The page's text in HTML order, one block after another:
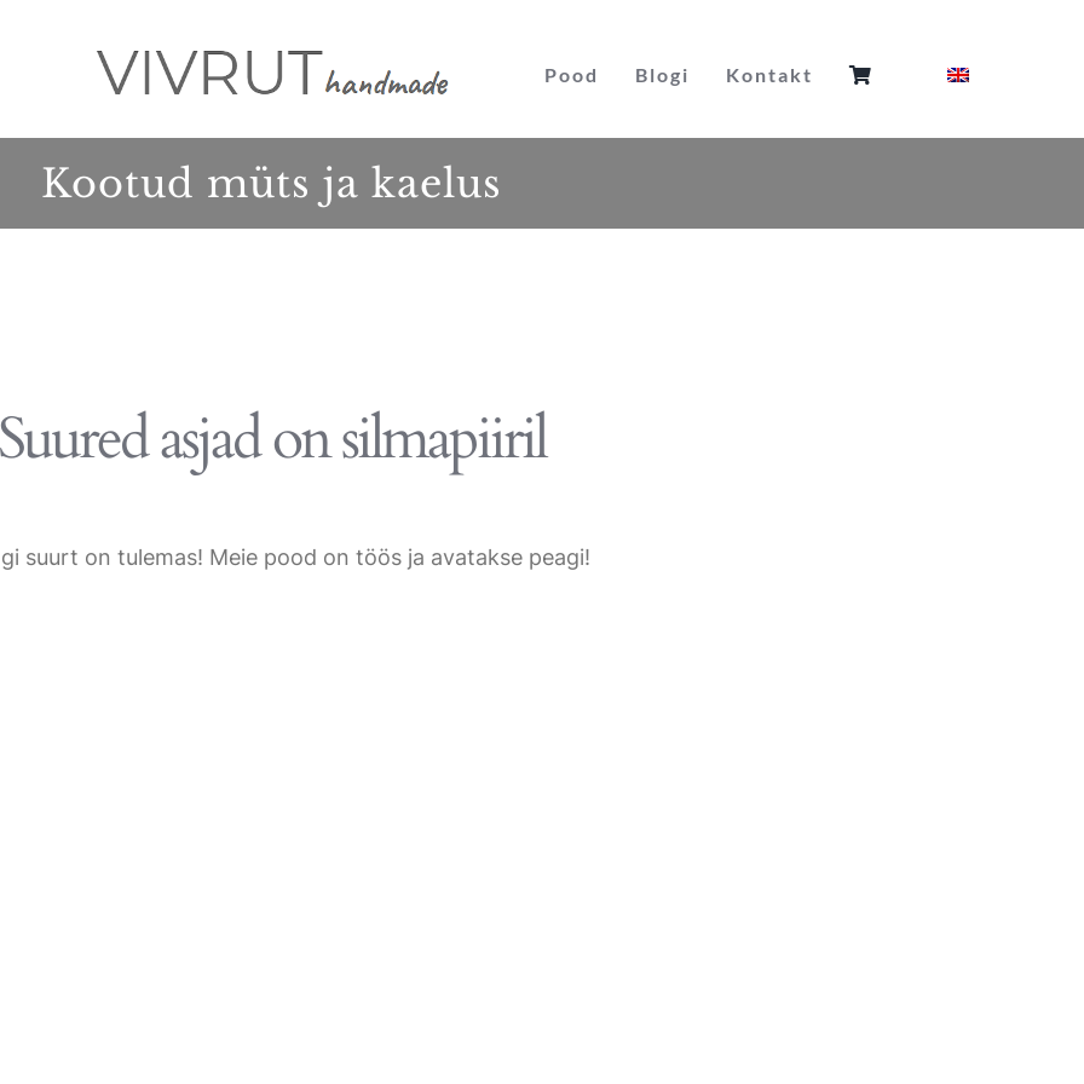
Pood Blogi Kontakt
Kootud müts ja kaelus
asjad on silmapiiril
suurt on tulemas! Meie pood on töös ja avatakse peagi!